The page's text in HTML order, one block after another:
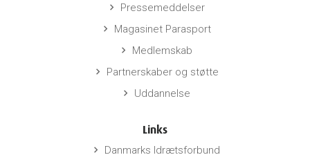
keyboard_arrow_right Pressemeddelser
keyboard_arrow_right Magasinet Parasport
keyboard_arrow_right Medlemskab
keyboard_arrow_right Partnerskaber og støtte
keyboard_arrow_right Uddannelse
Links
keyboard_arrow_right Danmarks Idrætsforbund